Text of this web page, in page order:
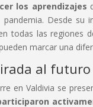
los aprendizajes
Desde
todas las regiones
marcar una
al futuro
en Valdivia se